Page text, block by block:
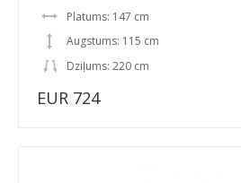
Platums: 147 cm
Augstums: 115 cm
Dziļums: 220 cm
EUR 724